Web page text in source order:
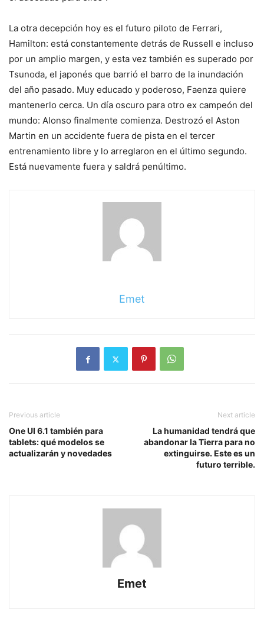
La otra decepción hoy es el futuro piloto de Ferrari,
Hamilton: está constantemente detrás de Russell e incluso
por un amplio margen, y esta vez también es superado por
Tsunoda, el japonés que barrió el barro de la inundación
del año pasado. Muy educado y poderoso, Faenza quiere
mantenerlo cerca. Un día oscuro para otro ex campeón del
mundo: Alonso finalmente comienza. Destrozó el Aston
Martin en un accidente fuera de pista en el tercer
entrenamiento libre y lo arreglaron en el último segundo.
Está nuevamente fuera y saldrá penúltimo.
Emet
Previous article
One UI 6.1 también para
tablets: qué modelos se
actualizarán y novedades
Next article
La humanidad tendrá que
abandonar la Tierra para no
extinguirse. Este es un
futuro terrible.
Emet